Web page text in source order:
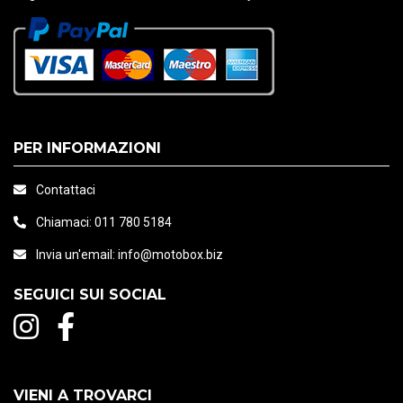
PER INFORMAZIONI
Contattaci
Chiamaci: 011 780 5184
Invia un'email: info@motobox.biz
SEGUICI SUI SOCIAL
VIENI A TROVARCI